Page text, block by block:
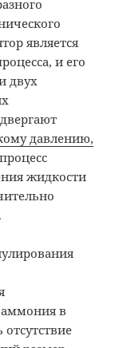
является
и его
двух
давлению,
жидкости
в